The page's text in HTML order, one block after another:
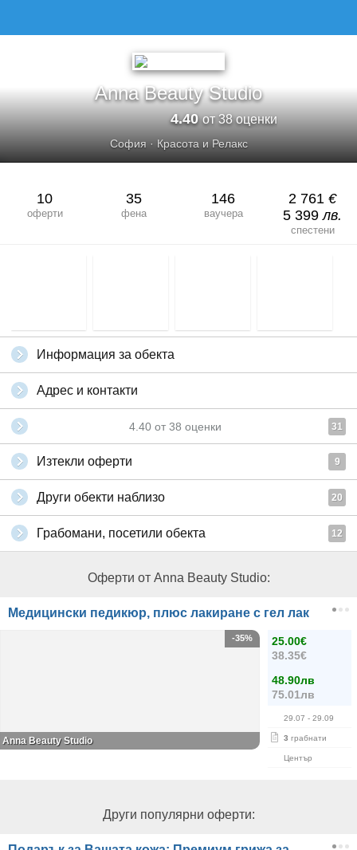
Anna Beauty Studio
4.40от 38 оценки
София· Красота и Релакс
10
оферти
35
фена
146
ваучера
2 761 €
5 399лв.
спестени
Информация за обекта
Адрес и контакти
4.40 от 38 оценки 31
Изтекли оферти 9
Други обекти наблизо 20
Грабомани, посетили обекта 12
Оферти от Anna Beauty Studio:
Медицински педикюр, плюс лакиране с гел лак
25.00€
38.35€
48.90лв
75.01лв
29.07 - 29.09
3 грабнати
Център
-35%
Anna Beauty Studio
Други популярни оферти: